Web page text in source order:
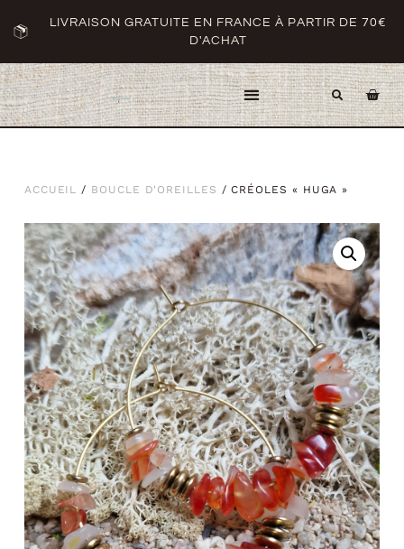
LIVRAISON GRATUITE EN FRANCE À PARTIR DE 70€
D'ACHAT
ACCUEIL / BOUCLE D'OREILLES / CRÉOLES « HUGA »